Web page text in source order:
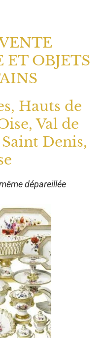
ET OBJETS
Hauts de
Val de
Denis,
dépareillée